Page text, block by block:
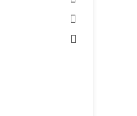
جدیدترین فر توکار اخوان